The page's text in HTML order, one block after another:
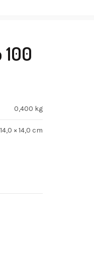
0,400 kg
× 14,0 cm